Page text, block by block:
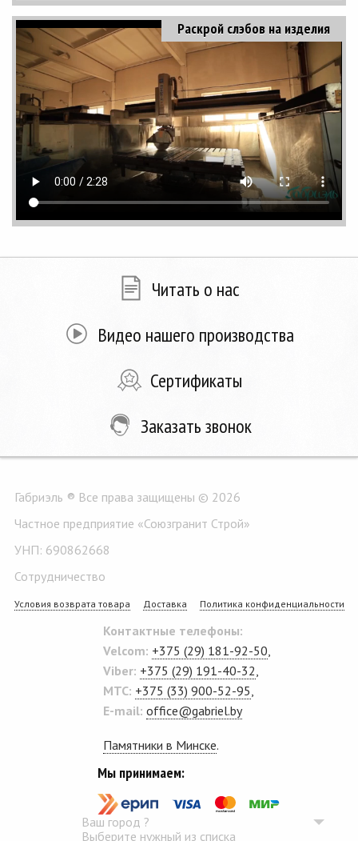
Раскрой слэбов на изделия
Читать о нас
Видео нашего производства
Сертификаты
Заказать звонок
Габриэль ® Все права защищены © 2026
Частное предприятие «Союзгранит Строй»
УНП: 690862668
Сотрудничество
Условия возврата товара Доставка Политика конфиденциальности
Контактные телефоны:
Velcom: +375 (29) 181-92-50
Viber: +375 (29) 191-40-32
MTC: +375 (33) 900-52-95
E-mail: office@gabriel.by
Памятники в Минске.
Мы принимаем:
Ваш город ?
Выберите нужный из списка